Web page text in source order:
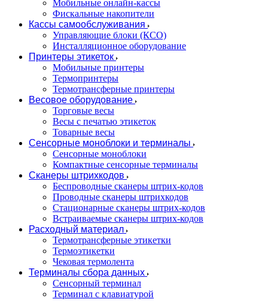
Мобильные онлайн-кассы
Фискальные накопители
Кассы самообслуживания
Управляющие блоки (КСО)
Инсталляционное оборудование
Принтеры этикеток
Мобильные принтеры
Термопринтеры
Термотрансферные принтеры
Весовое оборудование
Торговые весы
Весы с печатью этикеток
Товарные весы
Сенсорные моноблоки и терминалы
Сенсорные моноблоки
Компактные сенсорные терминалы
Сканеры штрихкодов
Беспроводные сканеры штрих-кодов
Проводные сканеры штрихкодов
Стационарные сканеры штрих-кодов
Встраиваемые сканеры штрих-кодов
Расходный материал
Термотрансферные этикетки
Термоэтикетки
Чековая термолента
Терминалы сбора данных
Сенсорный терминал
Терминал с клавиатурой